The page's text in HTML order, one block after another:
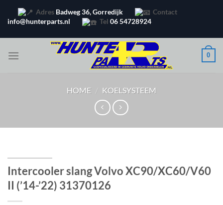
naar
Adres Badweg 36, Gorredijk
Contact
info@hunterparts.nl
Tel 06 54728924
0
HOME / KOELSYSTEEM
Intercooler slang Volvo XC90/XC60/V60
II (’14-’22) 31370126